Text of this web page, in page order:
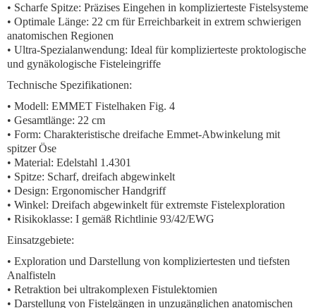
• Scharfe Spitze: Präzises Eingehen in komplizierteste Fistelsysteme
• Optimale Länge: 22 cm für Erreichbarkeit in extrem schwierigen
anatomischen Regionen
• Ultra-Spezialanwendung: Ideal für komplizierteste proktologische
und gynäkologische Fisteleingriffe
Technische Spezifikationen:
• Modell: EMMET Fistelhaken Fig. 4
• Gesamtlänge: 22 cm
• Form: Charakteristische dreifache Emmet-Abwinkelung mit
spitzer Öse
• Material: Edelstahl 1.4301
• Spitze: Scharf, dreifach abgewinkelt
• Design: Ergonomischer Handgriff
• Winkel: Dreifach abgewinkelt für extremste Fistelexploration
• Risikoklasse: I gemäß Richtlinie 93/42/EWG
Einsatzgebiete:
• Exploration und Darstellung von kompliziertesten und tiefsten
Analfisteln
• Retraktion bei ultrakomplexen Fistulektomien
• Darstellung von Fistelgängen in unzugänglichen anatomischen